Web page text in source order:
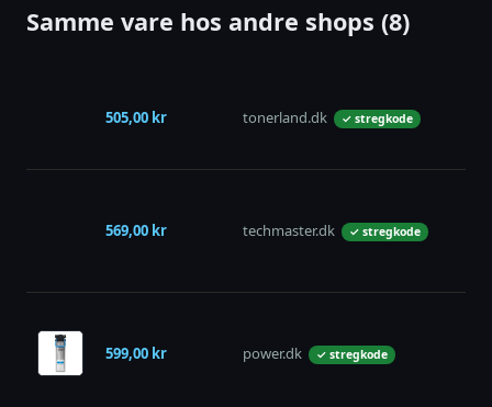
Samme vare hos andre shops (8)
505,00 kr tonerland.dk ✓ stregkode
569,00 kr techmaster.dk ✓ stregkode
599,00 kr power.dk ✓ stregkode